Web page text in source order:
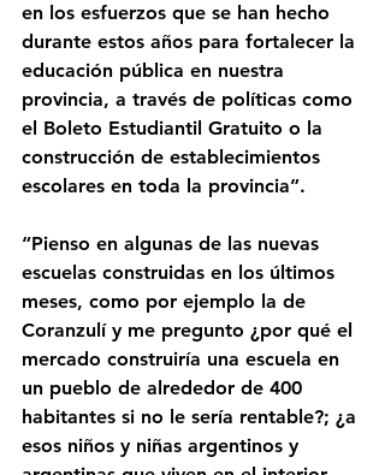
en los esfuerzos que se han hecho
durante estos años para fortalecer la
educación pública en nuestra
provincia, a través de políticas como
el Boleto Estudiantil Gratuito o la
construcción de establecimientos
escolares en toda la provincia”.
“Pienso en algunas de las nuevas
escuelas construidas en los últimos
meses, como por ejemplo la de
Coranzulí y me pregunto ¿por qué el
mercado construiría una escuela en
un pueblo de alrededor de 400
habitantes si no le sería rentable?; ¿a
esos niños y niñas argentinos y